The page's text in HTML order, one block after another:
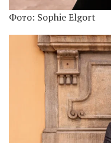
Фото: Sophie Elgort